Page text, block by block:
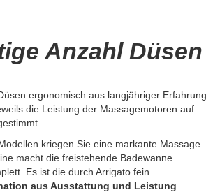
Anzahl Düsen
ergonomisch aus langjähriger Erfahrung
die Leistung der Massagemotoren auf
kriegen Sie eine markante Massage.
macht die freistehende Badewanne
Es ist die durch Arrigato fein
aus Ausstattung und Leistung